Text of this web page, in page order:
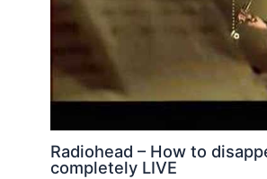
Radiohead – How to
completely LIVE